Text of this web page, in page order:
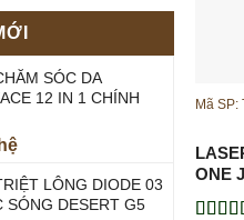
SÓC DA
12 IN 1 CHÍNH
LÔNG DIODE 03
SÓNG DESERT G5
Mã SP:
ONE